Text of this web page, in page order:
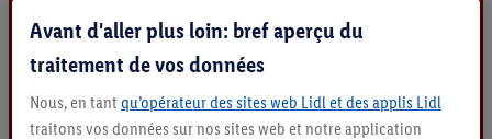
Avant d'aller plus loin: bref aperçu du
traitement de vos données
Nous, en tant qu’opérateur des sites web Lidl et des applis Lidl
traitons vos données sur nos sites web et notre application